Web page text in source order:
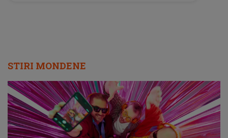
STIRI MONDENE